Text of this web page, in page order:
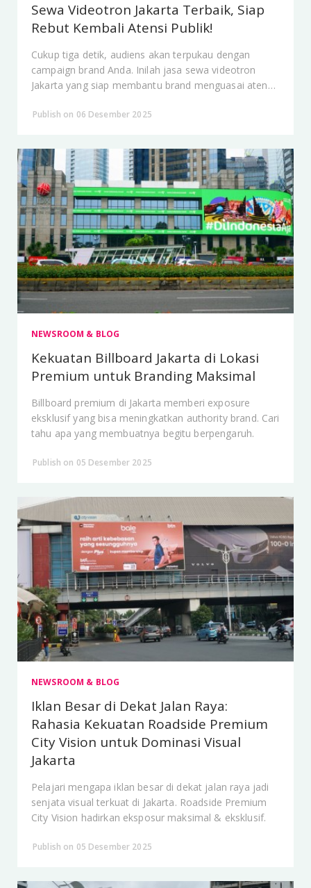
Sewa Videotron Jakarta Terbaik, Siap
Rebut Kembali Atensi Publik!
Cukup tiga detik, audiens akan terpukau dengan
campaign brand Anda. Inilah jasa sewa videotron
Jakarta yang siap membantu brand menguasai atensi
Publish on 06 Desember 2025
NEWSROOM & BLOG
Kekuatan Billboard Jakarta di Lokasi
Premium untuk Branding Maksimal
Billboard premium di Jakarta memberi exposure
eksklusif yang bisa meningkatkan authority brand. Cari
tahu apa yang membuatnya begitu berpengaruh.
Publish on 05 Desember 2025
NEWSROOM & BLOG
Iklan Besar di Dekat Jalan Raya:
Rahasia Kekuatan Roadside Premium
City Vision untuk Dominasi Visual
Jakarta
Pelajari mengapa iklan besar di dekat jalan raya jadi
senjata visual terkuat di Jakarta. Roadside Premium
City Vision hadirkan eksposur maksimal & eksklusif.
Publish on 05 Desember 2025